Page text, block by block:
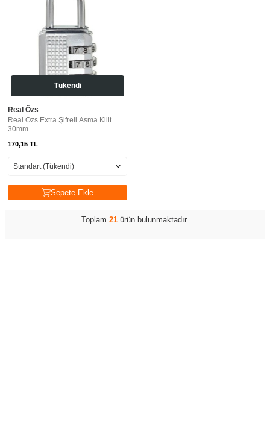
Tükendi
Real Özs
Real Özs Extra Şifreli Asma Kilit
30mm
170,15 TL
Sepete Ekle
Toplam 21 ürün bulunmaktadır.